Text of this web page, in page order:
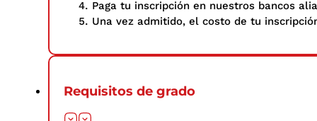
Paga tu inscripción en nuestros bancos
Una vez admitido, el costo de tu
Requisitos de grado